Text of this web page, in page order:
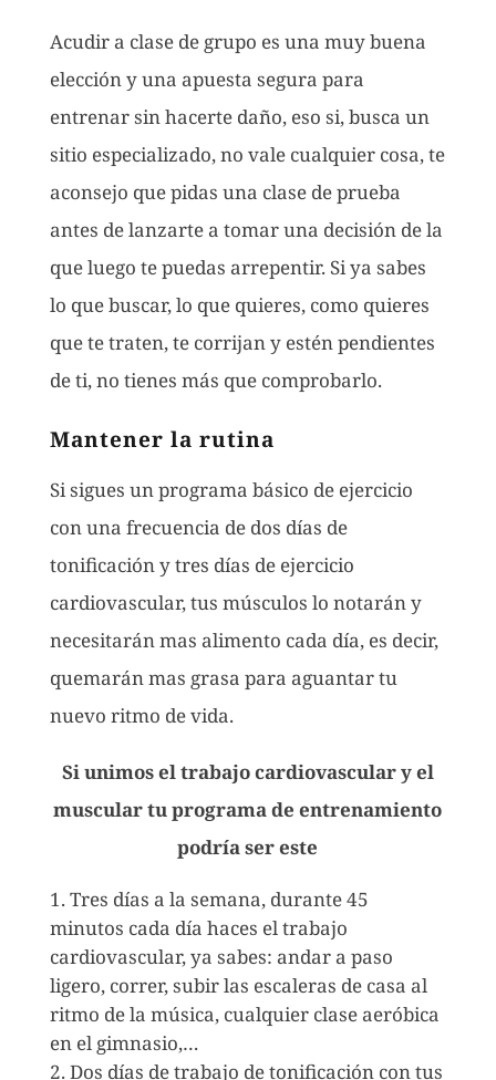
Acudir a clase de grupo es una muy buena
elección y una apuesta segura para
entrenar sin hacerte daño, eso si, busca un
sitio especializado, no vale cualquier cosa, te
aconsejo que pidas una clase de prueba
antes de lanzarte a tomar una decisión de la
que luego te puedas arrepentir. Si ya sabes
lo que buscar, lo que quieres, como quieres
que te traten, te corrijan y estén pendientes
de ti, no tienes más que comprobarlo.
Mantener la rutina
Si sigues un programa básico de ejercicio
con una frecuencia de dos días de
tonificación y tres días de ejercicio
cardiovascular, tus músculos lo notarán y
necesitarán mas alimento cada día, es decir,
quemarán mas grasa para aguantar tu
nuevo ritmo de vida.
Si unimos el trabajo cardiovascular y el
muscular tu programa de entrenamiento
podría ser este
Tres días a la semana, durante 45
minutos cada día haces el trabajo
cardiovascular, ya sabes: andar a paso
ligero, correr, subir las escaleras de casa al
ritmo de la música, cualquier clase aeróbica
en el gimnasio,…
Dos días de trabajo de tonificación con tus